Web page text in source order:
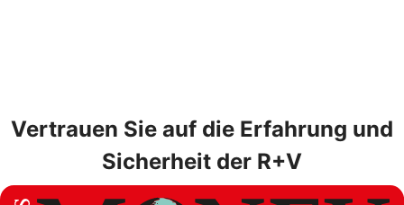
Vertrauen Sie auf die Erfahrung und
Sicherheit der R+V